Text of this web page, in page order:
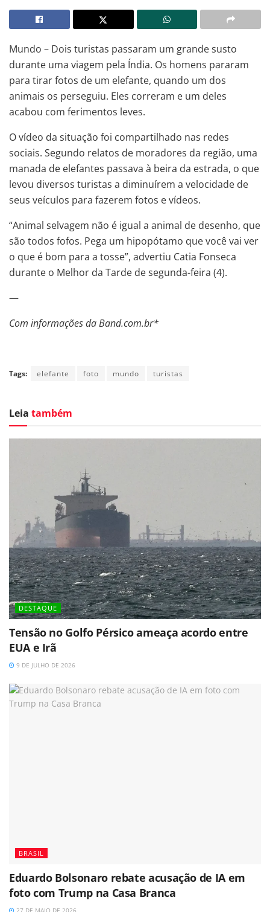
Mundo – Dois turistas passaram um grande susto
durante uma viagem pela Índia. Os homens pararam
para tirar fotos de um elefante, quando um dos
animais os perseguiu. Eles correram e um deles
acabou com ferimentos leves.
O vídeo da situação foi compartilhado nas redes
sociais. Segundo relatos de moradores da região, uma
manada de elefantes passava à beira da estrada, o que
levou diversos turistas a diminuírem a velocidade de
seus veículos para fazerem fotos e vídeos.
“Animal selvagem não é igual a animal de desenho, que
são todos fofos. Pega um hipopótamo que você vai ver
o que é bom para a tosse”, advertiu Catia Fonseca
durante o Melhor da Tarde de segunda-feira (4).
—
Com informações da Band.com.br*
Tags: elefante foto mundo turistas
Leia também
DESTAQUE
Tensão no Golfo Pérsico ameaça acordo entre
EUA e Irã
9 DE JULHO DE 2026
BRASIL
Eduardo Bolsonaro rebate acusação de IA em
foto com Trump na Casa Branca
27 DE MAIO DE 2026